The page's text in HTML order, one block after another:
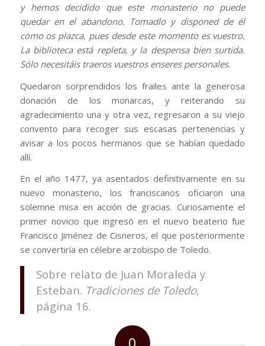
y hemos decidido que este monasterio no puede
quedar en el abandono. Tomadlo y disponed de él
como os plazca, pues desde este momento es vuestro.
La biblioteca está repleta, y la despensa bien surtida.
Sólo necesitáis traeros vuestros enseres personales.
Quedaron sorprendidos los frailes ante la generosa
donación de los monarcas, y reiterando su
agradecimiento una y otra vez, regresaron a su viejo
convento para recoger sus escasas pertenencias y
avisar a los pocos hermanos que se habían quedado
allí.
En el año 1477, ya asentados definitivamente en su
nuevo monasterio, los franciscanos oficiaron una
solemne misa en acción de gracias. Curiosamente el
primer novicio que ingresó en el nuevo beaterio fue
Francisco Jiménez de Cisneros, el que posteriormente
se convertiría en célebre arzobispo de Toledo.
Sobre relato de Juan Moraleda y
Esteban. Tradiciones de Toledo,
página 16.